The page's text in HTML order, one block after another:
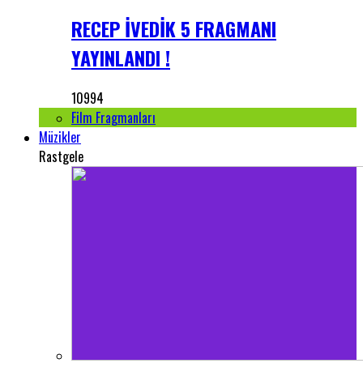
RECEP İVEDİK 5 FRAGMANI
YAYINLANDI !
10994
Film Fragmanları
Müzikler
Rastgele